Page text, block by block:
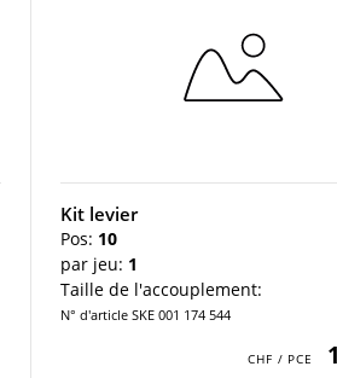
Kit levier
Pos: 10
par jeu: 1
Taille de l'accouplement:
N° d'article SKE 001 174 544